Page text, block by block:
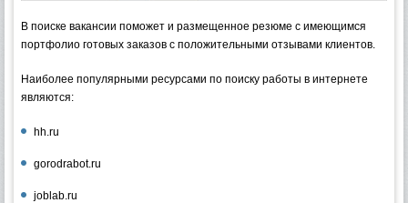
В поиске вакансии поможет и размещенное резюме с имеющимся
портфолио готовых заказов с положительными отзывами клиентов.
Наиболее популярными ресурсами по поиску работы в интернете
являются:
hh.ru
gorodrabot.ru
joblab.ru